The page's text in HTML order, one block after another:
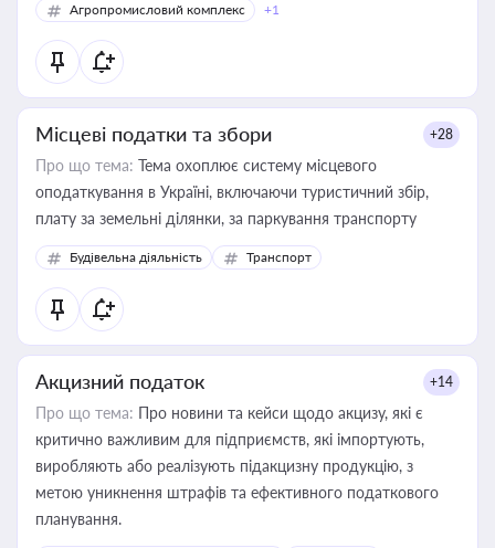
Агропромисловий комплекс
+1
Місцеві податки та збори +28
Про що тема: Тема охоплює систему місцевого
оподаткування в Україні, включаючи туристичний збір,
плату за земельні ділянки, за паркування транспорту
Будівельна діяльність Транспорт
Акцизний податок +14
Про що тема: Про новини та кейси щодо акцизу, які є
критично важливим для підприємств, які імпортують,
виробляють або реалізують підакцизну продукцію, з
метою уникнення штрафів та ефективного податкового
планування.